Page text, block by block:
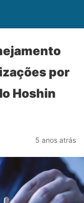
por
Hoshin
5 anos atrás